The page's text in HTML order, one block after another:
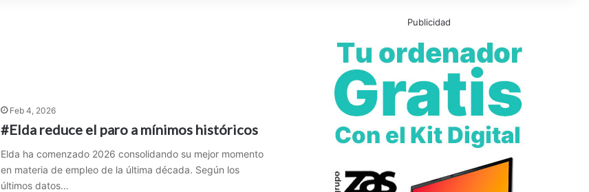
Feb 4, 2026
#Elda reduce el paro a mínimos históricos
Elda ha comenzado 2026 consolidando su mejor momento
en materia de empleo de la última década. Según los
últimos datos…
Publicidad